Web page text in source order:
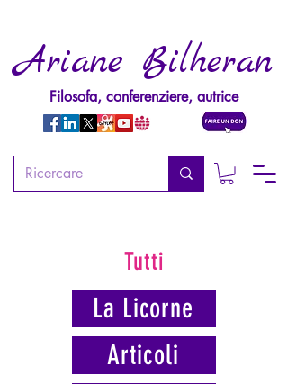
Ariane Bilheran
Filosofa, conferenziere, autrice
Tutti
La Licorne
Articoli